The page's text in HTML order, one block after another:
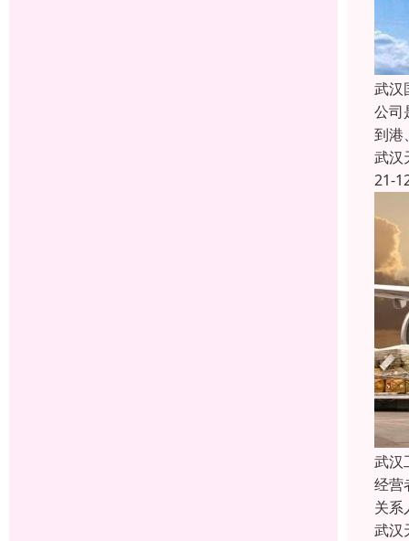
武汉
公司
到港
武汉
21-
武汉
经营
关系
武汉